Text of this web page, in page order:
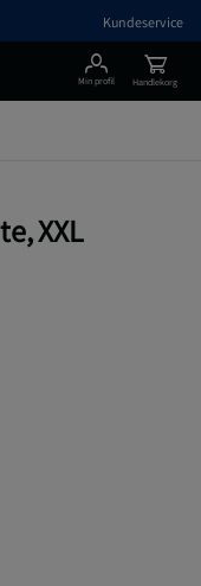
Kundeservice
Min profil Handlekorg
XXL